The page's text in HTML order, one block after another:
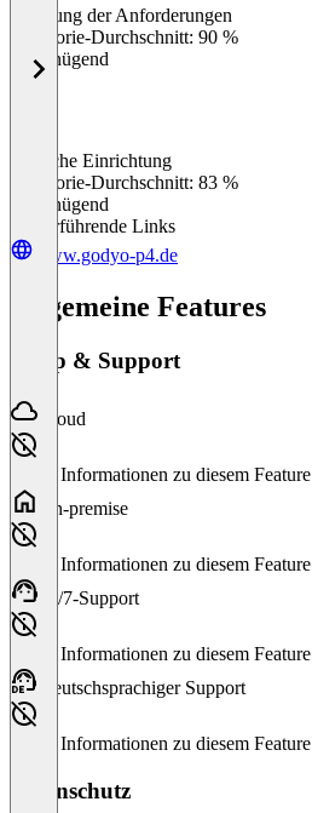
Erfüllung der Anforderungen
Kategorie-Durchschnitt: 90 %
Ungenügend
Einfache Einrichtung
Kategorie-Durchschnitt: 83 %
Ungenügend
Weiterführende Links
www.godyo-p4.de
Allgemeine Features
Setup & Support
Cloud
Keine Informationen zu diesem Feature
On-premise
Keine Informationen zu diesem Feature
24/7-Support
Keine Informationen zu diesem Feature
Deutschsprachiger Support
Keine Informationen zu diesem Feature
Datenschutz